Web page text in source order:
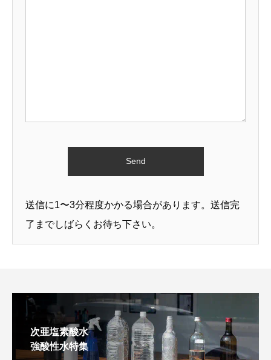
送信に1〜3分程度かかる場合があります。送信完
了までしばらくお待ち下さい。
次亜塩素酸水
強酸性水特集